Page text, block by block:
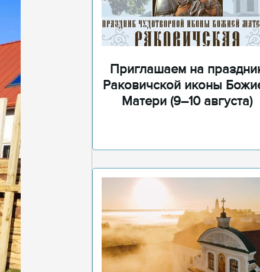
Приглашаем на
Раковичской иконы
Матери (9–10 августа)